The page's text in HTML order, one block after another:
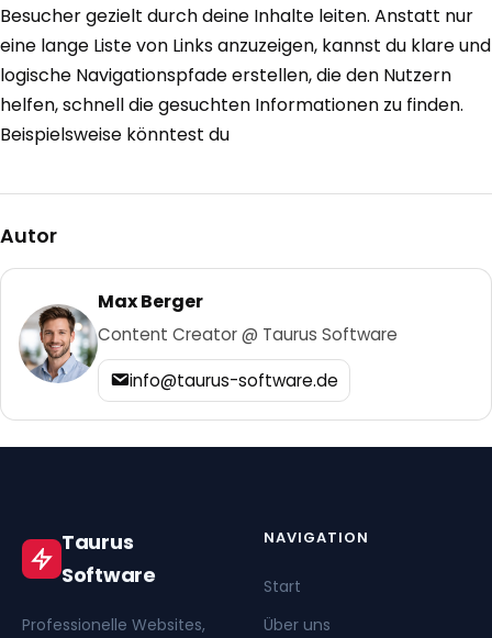
Besucher gezielt durch deine Inhalte leiten. Anstatt nur
eine lange Liste von Links anzuzeigen, kannst du klare und
logische Navigationspfade erstellen, die den Nutzern
helfen, schnell die gesuchten Informationen zu finden.
Beispielsweise könntest du
Autor
Max Berger
Content Creator @ Taurus Software
info@taurus-software.de
Taurus
Software
Professionelle Websites,
NAVIGATION
Start
Über uns